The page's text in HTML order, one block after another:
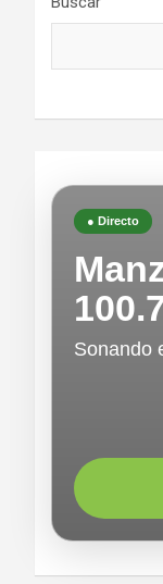
● Directo
Sonando